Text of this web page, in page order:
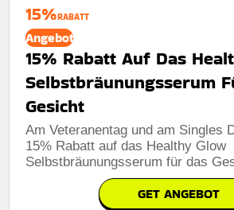
15%RABATT
Angebot
15% Rabatt Auf Das
Selbstbräunungsserum
Gesicht
Am Veteranentag und am Singles
15% Rabatt auf das Healthy Glow
Selbstbräunungsserum für das
GET ANGEBOT